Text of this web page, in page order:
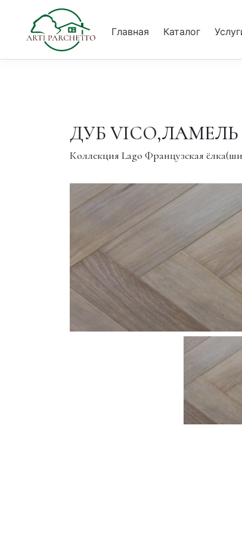
Главная Каталог Услуги Сотрудничество
Главная Каталог
ДУБ VICO,ЛАМЕЛЬ
Коллекция Lago Французская